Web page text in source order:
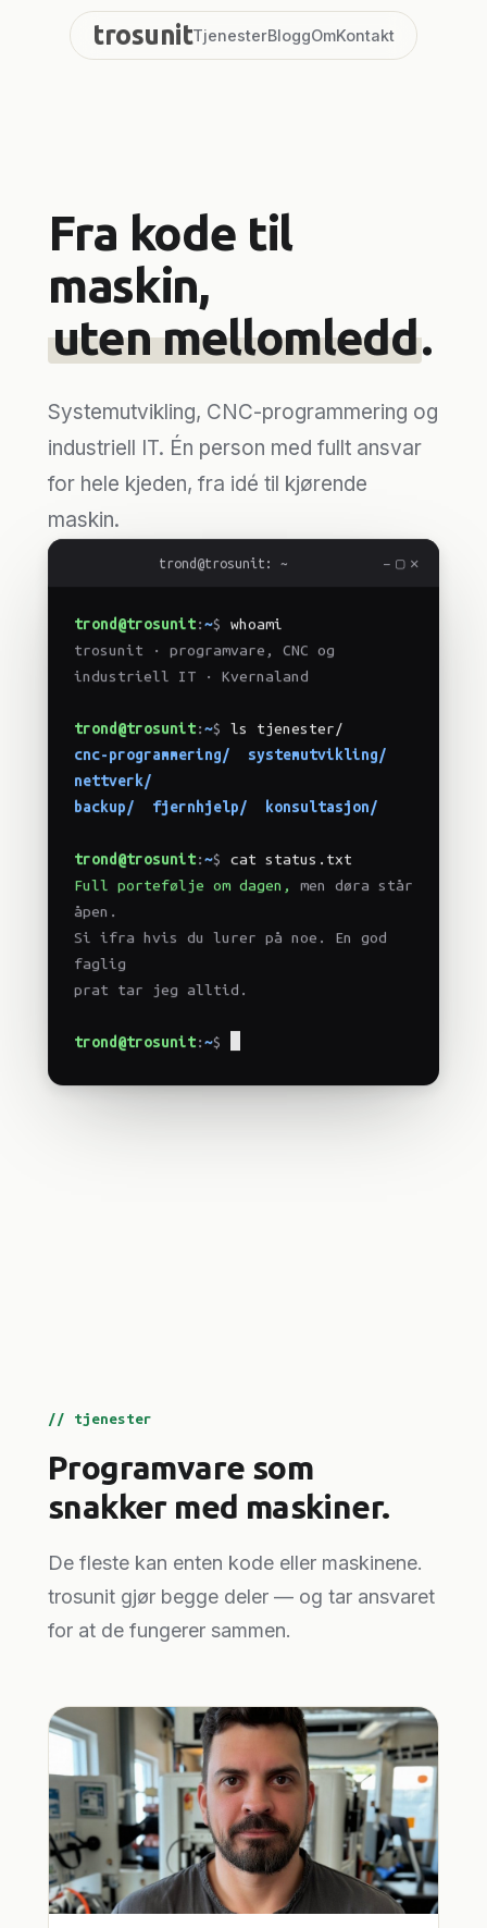
Fra kode til
maskin,
uten mellomledd.
Systemutvikling, CNC-programmering og
industriell IT. Én person med fullt ansvar
for hele kjeden, fra idé til kjørende
maskin.
trond@trosunit: ~ − ▢ ✕
trond@trosunit:~$
whoami
trosunit · programvare, CNC og
industriell IT · Kvernaland
trond@trosunit:~$
ls tjenester/
cnc-programmering/
systemutvikling/
nettverk/
backup/
fjernhjelp/ konsultasjon/
trond@trosunit:~$
cat status.txt
Full portefølje om dagen,
men døra står
åpen.
Si ifra hvis du lurer på noe. En god
faglig
prat tar jeg alltid.
trond@trosunit:~$
// tjenester
Programvare som
snakker med maskiner.
De fleste kan enten kode eller maskinene.
trosunit gjør begge deler — og tar ansvaret
for at de fungerer sammen.
trosunitTjenesterBloggOmKontakt